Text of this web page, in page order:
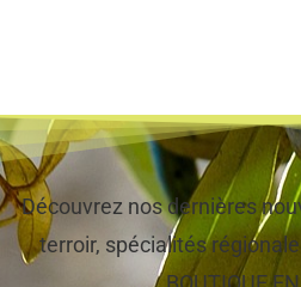
Découvrez nos dernières
terroir, spécialités